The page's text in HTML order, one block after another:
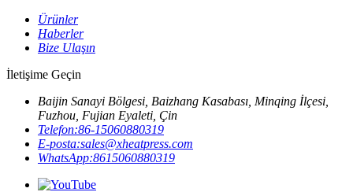
Ürünler
Haberler
Bize Ulaşın
İletişime Geçin
Baijin Sanayi Bölgesi, Baizhang Kasabası, Minqing İlçesi,
Fuzhou, Fujian Eyaleti, Çin
Telefon:86-15060880319
E-posta:sales@xheatpress.com
WhatsApp:8615060880319